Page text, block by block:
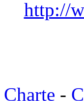
http://
Charte -